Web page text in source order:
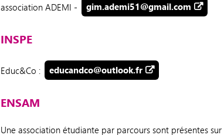
association ADEMI - gim.ademi51@gmail.com
INSPE
Educ&Co : educandco@outlook.fr
ENSAM
Une association étudiante par parcours sont présentes